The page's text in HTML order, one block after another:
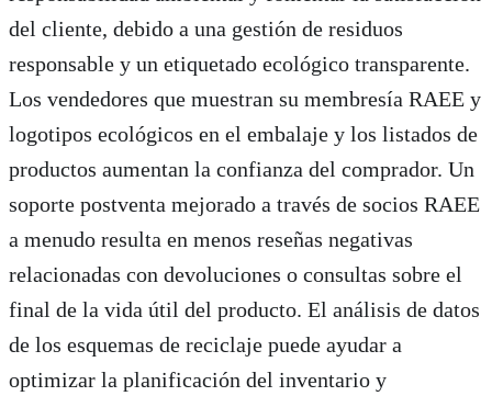
del cliente, debido a una gestión de residuos
responsable y un etiquetado ecológico transparente.
Los vendedores que muestran su membresía RAEE y
logotipos ecológicos en el embalaje y los listados de
productos aumentan la confianza del comprador. Un
soporte postventa mejorado a través de socios RAEE
a menudo resulta en menos reseñas negativas
relacionadas con devoluciones o consultas sobre el
final de la vida útil del producto. El análisis de datos
de los esquemas de reciclaje puede ayudar a
optimizar la planificación del inventario y